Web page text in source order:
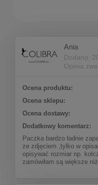
Ania
Dodano:
Opinia
Ocena produktu:
Ocena sklepu:
Ocena dostawy:
Dodatkowy komentarz:
Paczka bardzo ładnie
ze zdjęciem ,tylko w
opisywać rozmiar np.
zamówiłam są większe niż